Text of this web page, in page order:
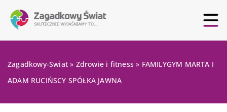
Zagadkowy-Swiat » Zdrowie i fitness » FAMILYGYM MARTA I
ADAM RUCIŃSCY SPÓŁKA JAWNA